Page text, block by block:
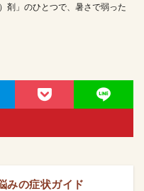
剤」のひとつで、暑さで弱った
みの症状ガイド